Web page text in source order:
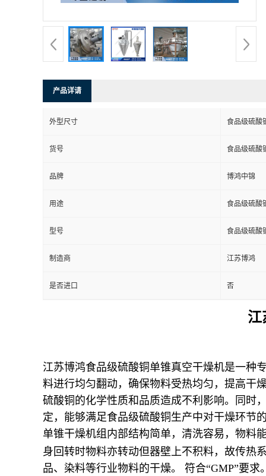
产品详请
外型尺寸 食品级硫酸
货号 食品级硫酸
品牌 博鸿中锦
用途 食品级硫酸
型号 食品级硫酸
制造商 江苏博鸿
是否进口 否
江
江苏博鸿食品级硫酸铜单锥真空干燥机是一种
料进行均匀翻动，确保物料受热均匀，提高干
硫酸铜的化学性质和品质造成不利影响。同时
定，能够满足食品级硫酸铜生产中对干燥环节
单锥干燥机组内部结构简单，清洗容易，物料
身回转时物料亦转动但器壁上不积料，故传热
品、染料等行业物料的干燥。 符合“GMP”要求